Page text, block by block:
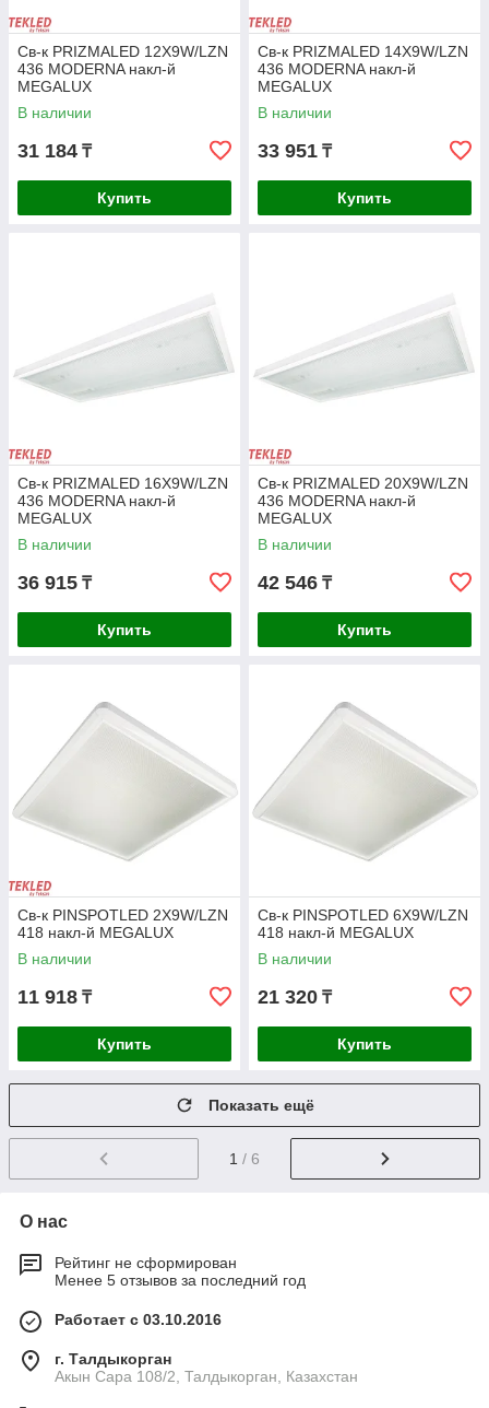
Простая схема покупки
1
Оформляйте заказ онлайн или по
2
Ожидайте доставку товара выбранной
службой
4 Получите официальную гарантию на товар
Приобретайте LED-светильники для
уменьшения расхода электроэнергии!
Выбирая наши светодиодные приборы, вы можете
быть уверены в их качестве, надежности и безопасной
эксплуатации.
Спешите оформить выгодный заказ прямо сейчас!
Св-к PRIZMALED 12X9W/LZN
436 MODERNA накл-й
MEGALUX
В наличии
31 184 ₸
Купить
Св-к PRIZMALED 14X9W/LZN
436 MODERNA накл-й
MEGALUX
В наличии
33 951 ₸
Купить
Св-к PRIZMALED 16X9W/LZN
436 MODERNA накл-й
MEGALUX
В наличии
36 915 ₸
Купить
Св-к PRIZMALED 20X9W/LZN
436 MODERNA накл-й
MEGALUX
В наличии
42 546 ₸
Купить
Св-к PINSPOTLED 2X9W/LZN
418 накл-й MEGALUX
В наличии
11 918 ₸
Купить
Св-к PINSPOTLED 6X9W/LZN
418 накл-й MEGALUX
В наличии
21 320 ₸
Купить
Показать ещё
1 / 6
О нас
Рейтинг не сформирован
Менее 5 отзывов за последний год
Работает с 03.10.2016
г. Талдыкорган
Акын Сара 108/2, Талдыкорган, Казахстан